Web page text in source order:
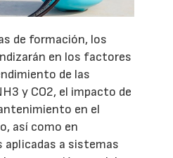
de formación, los
en los factores
de las
y CO2, el impacto de
en el
así como en
a sistemas